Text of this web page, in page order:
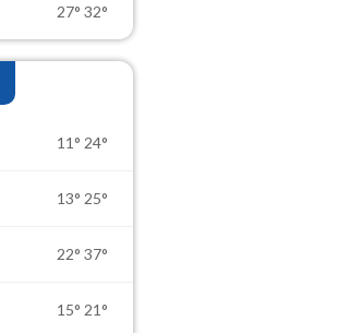
27° 32°
11° 24°
13° 25°
22° 37°
15° 21°